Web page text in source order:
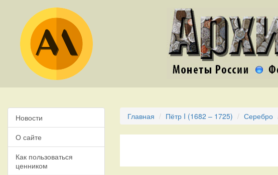
Новости
О сайте
Как пользоваться
ценником
Главная Пётр I (1682 – 1725) Серебро